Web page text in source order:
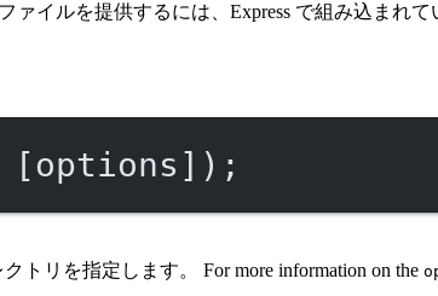
ァイルを提供するには、Express で組み込まれて
リを指定します。 For more information on the